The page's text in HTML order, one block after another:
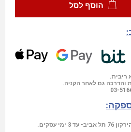
הוסף לסל
והדרכה גם לאחר הקניה.
03-
עסקים.